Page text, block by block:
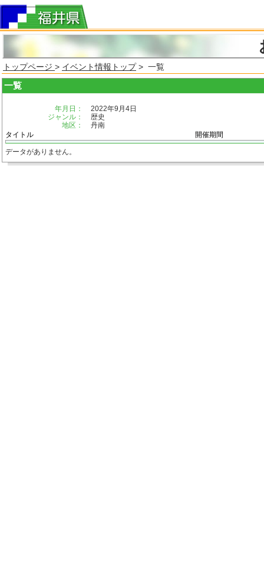
トップページ > イベント情報トップ> 一覧
一覧
年月日：
2022年9月4日
ジャンル：
歴史
地区：
丹南
タイトル
開催期間
データがありません。